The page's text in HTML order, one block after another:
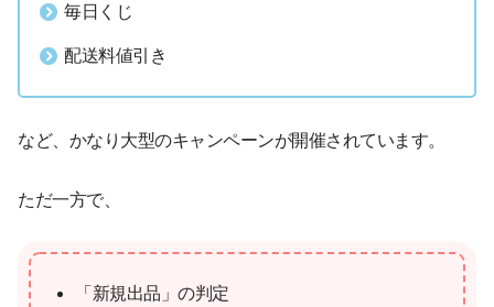
毎日くじ
配送料値引き
など、かなり大型のキャンペーンが開催されています。
ただ一方で、
「新規出品」の判定